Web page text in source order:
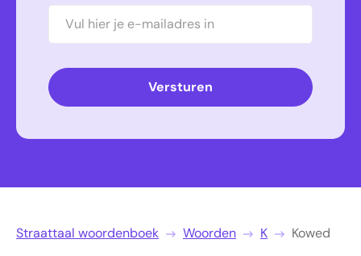
Versturen
Straattaal woordenboek Woorden K Kowed